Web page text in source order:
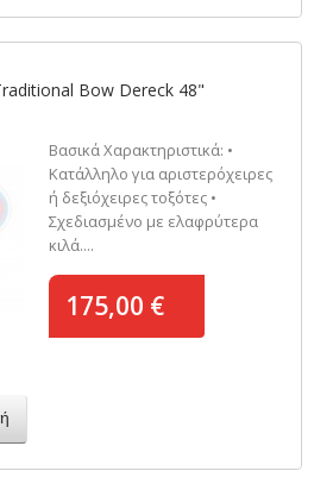
Bow Dereck 48"
Βασικά Χαρακτηριστικά: •
Κατάλληλο για αριστερόχειρες
ή δεξιόχειρες τοξότες •
Σχεδιασμένο με ελαφρύτερα
κιλά....
175,00 €